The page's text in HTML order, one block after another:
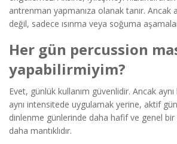
antrenman yapmanıza olanak tanır. Ancak
değil, sadece ısınma veya soğuma
Her gün percussion
yapabilirmiyim?
Evet, günlük kullanım güvenlidir. Ancak
aynı intensitede uygulamak yerine, aktif
dinlenme günlerinde daha hafif ve genel
daha mantıklıdır.